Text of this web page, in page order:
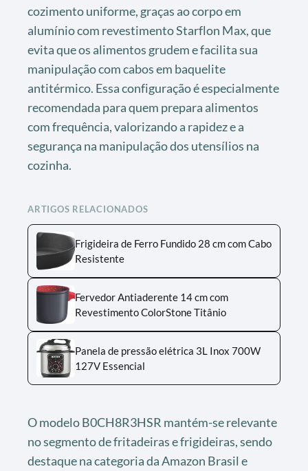
cozimento uniforme, graças ao corpo em
alumínio com revestimento Starflon Max, que
evita que os alimentos grudem e facilita sua
manipulação com cabos em baquelite
antitérmico. Essa configuração é especialmente
recomendada para quem prepara alimentos
com frequência, valorizando a rapidez e a
segurança na manipulação dos utensílios na
cozinha.
ARTIGOS RELACIONADOS
Frigideira de Ferro Fundido 28 cm com Cabo
Resistente
Fervedor Antiaderente 14 cm com
Revestimento ColorStone Titânio
Panela de pressão elétrica 3L Inox 700W
127V Essencial
O modelo B0CH8R3HSR mantém-se relevante
no segmento de fritadeiras e frigideiras, sendo
destaque na categoria da Amazon Brasil e